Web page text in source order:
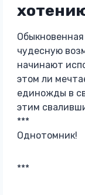
чудесную
начинают
этом ли
единожды в
этим
***
Однотомник!
***